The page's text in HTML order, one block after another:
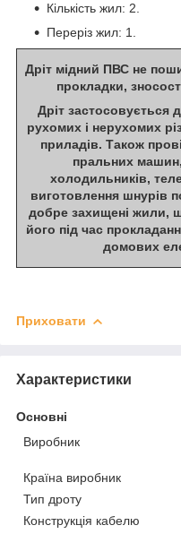
Кількість жил: 2.
Переріз жил: 1.
Дріт мідний ПВС не
прокладки,
Дріт застосовується
рухомих і нерухомих
приладів. Також
пральних
холодильників,
виготовлення шнурів
добре захищені жили,
його під час
домових
Приховати
Характеристики
Основні
Виробник
Країна виробник
Тип дроту
Конструкція кабелю